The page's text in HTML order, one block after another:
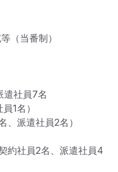
（当番制）
遣社員7名
1名）
、派遣社員2名）
約社員2名、派遣社員4